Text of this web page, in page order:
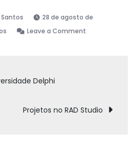
28 de agosto de
Leave a Comment
Studio
Delphi
Projetos no RAD Studio